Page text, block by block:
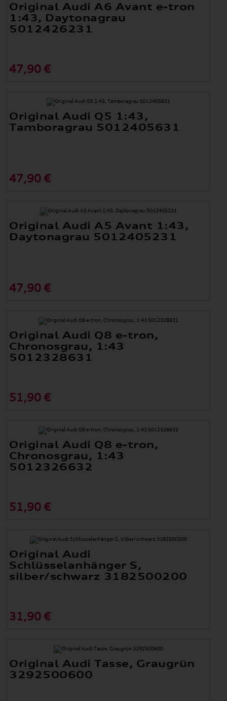
Original Audi A6 Avant e-tron
1:43, Daytonagrau
5012426231
47,90 €
Original Audi Q5 1:43,
Tamboragrau 5012405631
47,90 €
Original Audi A5 Avant 1:43,
Daytonagrau 5012405231
47,90 €
Original Audi Q8 e-tron,
Chronosgrau, 1:43
5012328631
51,90 €
Original Audi Q8 e-tron,
Chronosgrau, 1:43
5012326632
51,90 €
Original Audi
Schlüsselanhänger S,
silber/schwarz 3182500200
31,90 €
Original Audi Tasse, Graugrün
3292500600